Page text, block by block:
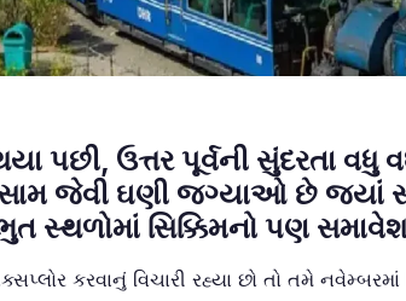
પછી, ઉત્તર પૂર્વની સુંદરતા
જેવી ઘણી જગ્યાઓ છે જ્યાં
સિક્કિમનો પણ
કરવાનું વિચારી રહ્યા છો તો તમે નવેમ્બરમાં